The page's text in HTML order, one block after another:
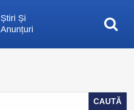
Știri Și
Anunțuri